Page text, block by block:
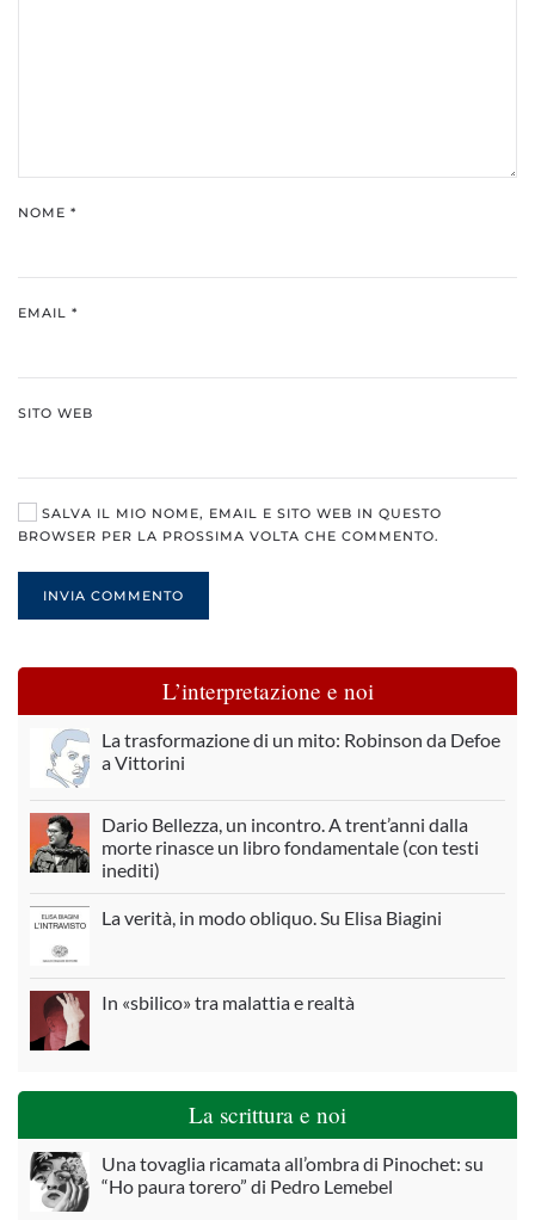
NOME *
EMAIL *
SITO WEB
SALVA IL MIO NOME, EMAIL E SITO WEB IN QUESTO
BROWSER PER LA PROSSIMA VOLTA CHE COMMENTO.
INVIA COMMENTO
L’interpretazione e noi
La trasformazione di un mito: Robinson da Defoe
a Vittorini
Dario Bellezza, un incontro. A trent’anni dalla
morte rinasce un libro fondamentale (con testi
inediti)
La verità, in modo obliquo. Su Elisa Biagini
In «sbilico» tra malattia e realtà
La scrittura e noi
Una tovaglia ricamata all’ombra di Pinochet: su
“Ho paura torero” di Pedro Lemebel